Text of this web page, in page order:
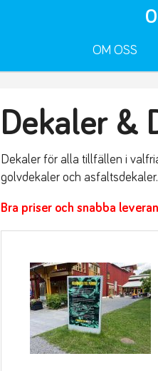
OM OSS
Dekaler &
Dekaler för alla tillfällen i
golvdekaler och asfaltsdekaler.
Bra priser och snabba